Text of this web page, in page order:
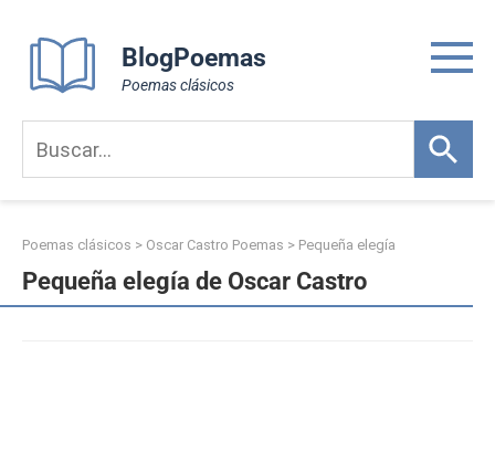
content
BlogPoemas
Poemas clásicos
Poemas clásicos > Oscar Castro Poemas > Pequeña elegía
Pequeña elegía de Oscar Castro